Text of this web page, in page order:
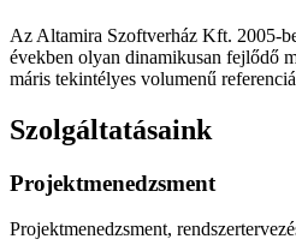
Az Altamira Szoftverház Kft. 2005-
években olyan dinamikusan fejlődő
máris tekintélyes volumenű
Szolgáltatásaink
Projektmenedzsment
Projektmenedzsment,